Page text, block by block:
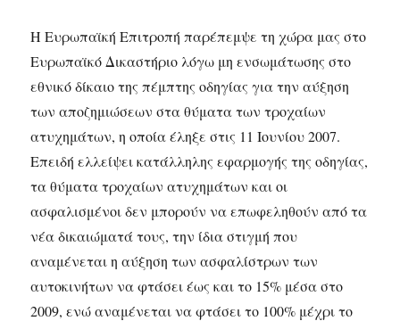
H Ευρωπαϊκή Επιτροπή παρέπεμψε τη χώρα μας στο
Ευρωπαϊκό Δικαστήριο λόγω μη ενσωμάτωσης στο
εθνικό δίκαιο της πέμπτης οδηγίας για την αύξηση
των αποζημιώσεων στα θύματα των τροχαίων
ατυχημάτων, η οποία έληξε στις 11 Ιουνίου 2007.
Επειδή ελλείψει κατάλληλης εφαρμογής της οδηγίας,
τα θύματα τροχαίων ατυχημάτων και οι
ασφαλισμένοι δεν μπορούν να επωφεληθούν από τα
νέα δικαιώματά τους, την ίδια στιγμή που
αναμένεται η αύξηση των ασφαλίστρων των
αυτοκινήτων να φτάσει έως και το 15% μέσα στο
2009, ενώ αναμένεται να φτάσει το 100% μέχρι το